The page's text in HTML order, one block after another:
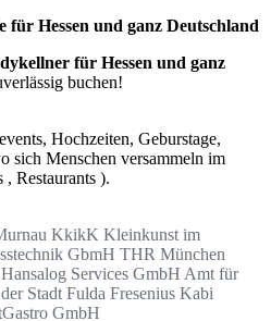
für Hessen und ganz Deutschland
für Hessen und ganz
buchen!
Hochzeiten, Geburstage,
sich Menschen versammeln im
Restaurants ).
KkikK Kleinkunst im
GbmH THR München
Services GmbH Amt für
Stadt Fulda Fresenius Kabi
GmbH